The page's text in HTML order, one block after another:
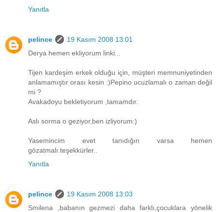
Yanıtla
pelince
19 Kasım 2008 13:01
Derya hemen ekliyorum linki...
Tijen kardeşim erkek olduğu için, müşteri memnuniyetinden
anlamamıştır orası kesin :)Pepino ucuzlamalı o zaman değil
mi ?
Avakadoyu bekletiyorum ,tamamdır.
Aslı sorma o geziyor,ben izliyorum:)
Yasemincim evet tanıdığın varsa hemen
gözatmalı.teşekkürler..
Yanıtla
pelince
19 Kasım 2008 13:03
Smilena ,babanın gezmezi daha farklı,çocuklara yönelik